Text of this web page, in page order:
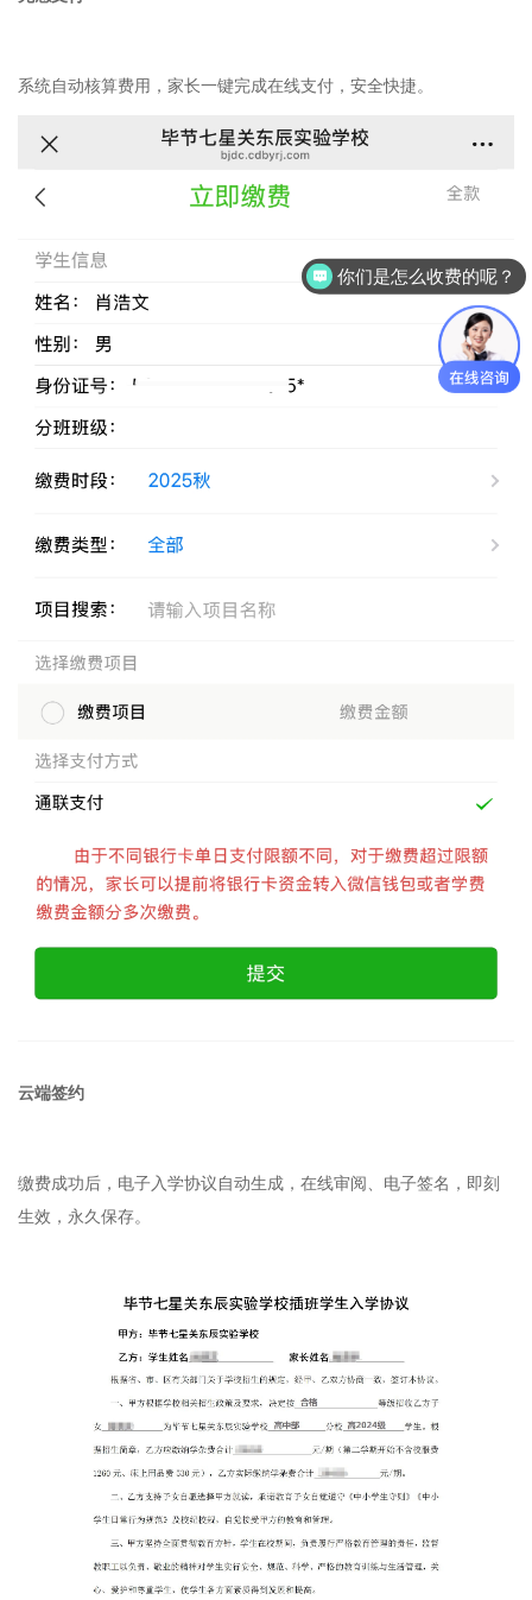
系统⾃动核算费⽤，家⻓⼀键完成在线⽀付，安全快捷。
云端签约
缴费成功后，电⼦⼊学协议⾃动⽣成，在线审阅、电⼦签名，即刻
⽣效，永久保存。
你们是怎么收费的呢？
现在有优惠活动么？